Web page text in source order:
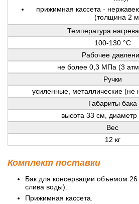
прижимная кассета -
(толщина 2
Температура
100-130 °С
Рабочее
не более 0,3 МПа (3
Ручки
усиленные, металлические (не
Габариты бака
высота 33 см, диаметр
Вес
12 кг
Комплект поставки
Бак для консервации объемом
слива воды).
Прижимная кассета.